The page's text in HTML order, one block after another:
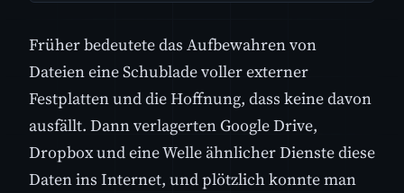
Früher bedeutete das Aufbewahren von
Dateien eine Schublade voller externer
Festplatten und die Hoffnung, dass keine davon
ausfällt. Dann verlagerten Google Drive,
Dropbox und eine Welle ähnlicher Dienste diese
Daten ins Internet, und plötzlich konnte man